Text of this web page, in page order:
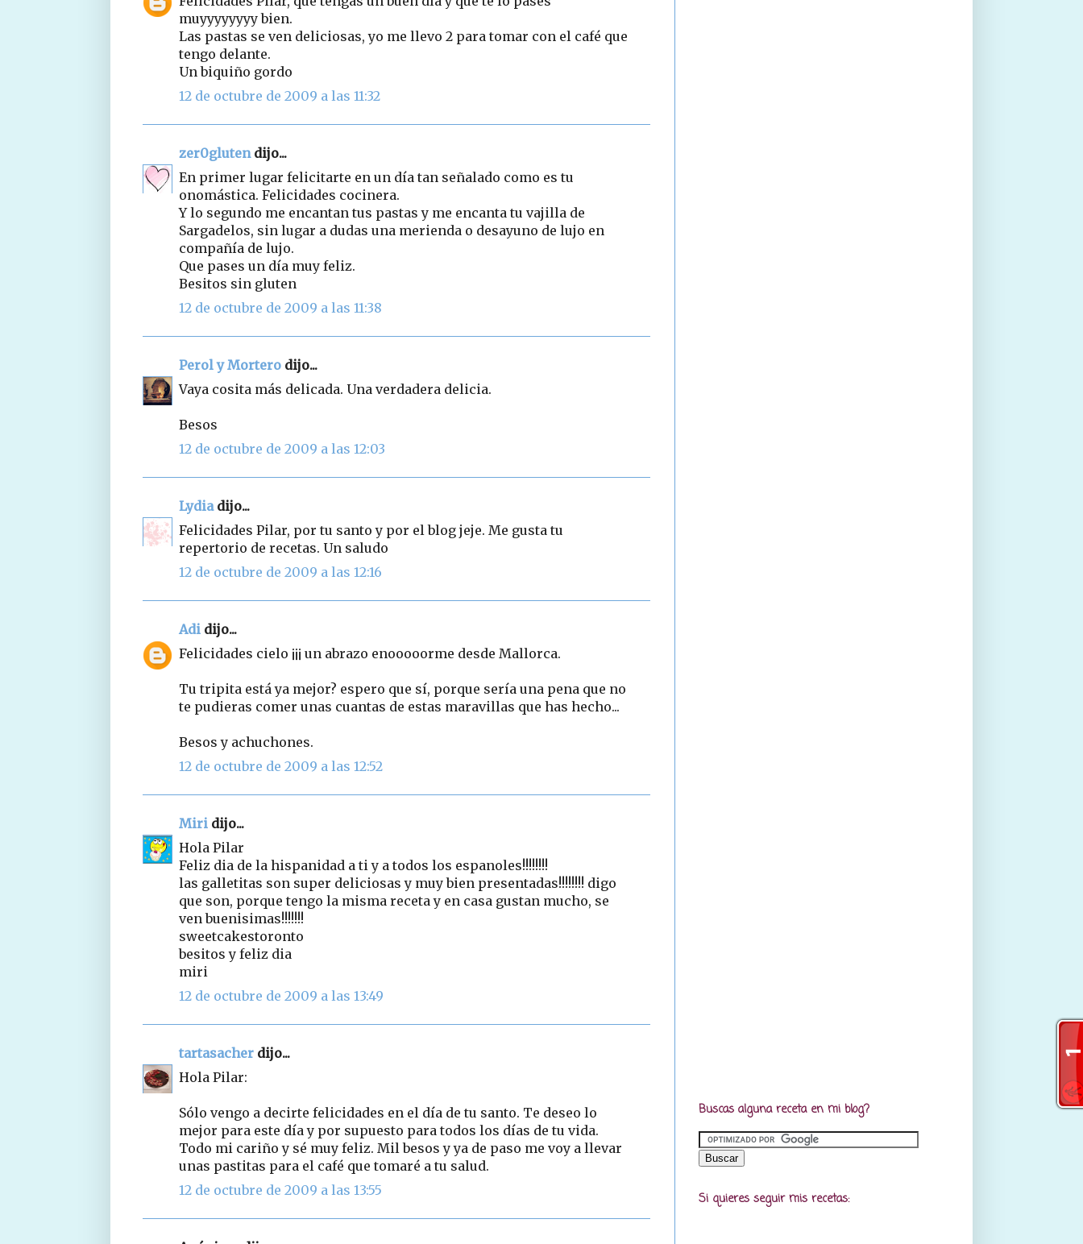
muyyyyyyyy bien.
Las pastas se ven deliciosas, yo me llevo 2 para tomar con el café que
tengo delante.
Un biquiño gordo
12 de octubre de 2009 a las 11:32
zer0glutendijo...
En primer lugar felicitarte en un día tan señalado como es tu
onomástica. Felicidades cocinera.
Y lo segundo me encantan tus pastas y me encanta tu vajilla de
Sargadelos, sin lugar a dudas una merienda o desayuno de lujo en
compañía de lujo.
Que pases un día muy feliz.
Besitos sin gluten
12 de octubre de 2009 a las 11:38
Perol y Mortero dijo...
Vaya cosita más delicada. Una verdadera delicia.
Besos
12 de octubre de 2009 a las 12:03
Lydiadijo...
Felicidades Pilar, por tu santo y por el blog jeje. Me gusta tu
repertorio de recetas. Un saludo
12 de octubre de 2009 a las 12:16
Adi dijo...
Felicidades cielo ¡¡¡ un abrazo enooooorme desde Mallorca.
Tu tripita está ya mejor? espero que sí, porque sería una pena que no
te pudieras comer unas cuantas de estas maravillas que has hecho...
Besos y achuchones.
12 de octubre de 2009 a las 12:52
Miri dijo...
Hola Pilar
Feliz dia de la hispanidad a ti y a todos los espanoles!!!!!!!!
las galletitas son super deliciosas y muy bien presentadas!!!!!!!! digo
que son, porque tengo la misma receta y en casa gustan mucho, se
ven buenisimas!!!!!!!
sweetcakestoronto
besitos y feliz dia
miri
12 de octubre de 2009 a las 13:49
tartasacher dijo...
Hola Pilar:
Sólo vengo a decirte felicidades en el día de tu santo. Te deseo lo
mejor para este día y por supuesto para todos los días de tu vida.
Todo mi cariño y sé muy feliz. Mil besos y ya de paso me voy a llevar
unas pastitas para el café que tomaré a tu salud.
12 de octubre de 2009 a las 13:55
Buscas alguna receta en mi blog?
Si quieres seguir mis recetas: